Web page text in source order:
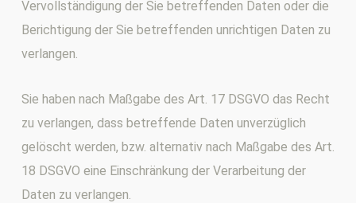
Vervollständigung der Sie betreffenden Daten oder die
Berichtigung der Sie betreffenden unrichtigen Daten zu
verlangen.
Sie haben nach Maßgabe des Art. 17 DSGVO das Recht
zu verlangen, dass betreffende Daten unverzüglich
gelöscht werden, bzw. alternativ nach Maßgabe des Art.
18 DSGVO eine Einschränkung der Verarbeitung der
Daten zu verlangen.